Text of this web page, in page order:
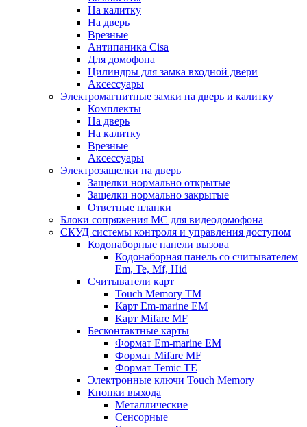
На калитку
На дверь
Врезные
Антипаника Cisa
Для домофона
Цилиндры для замка входной двери
Аксессуары
Электромагнитные замки на дверь и калитку
Комплекты
На дверь
На калитку
Врезные
Аксессуары
Электрозащелки на дверь
Защелки нормально открытые
Защелки нормально закрытые
Ответные планки
Блоки сопряжения МС для видеодомофона
СКУД системы контроля и управления доступом
Кодонаборные панели вызова
Кодонаборная панель со считывателем
Em, Te, Mf, Hid
Считыватели карт
Touch Memory TM
Карт Em-marine EM
Карт Mifare MF
Бесконтактные карты
Формат Em-marine EM
Формат Mifare MF
Формат Temic TE
Электронные ключи Touch Memory
Кнопки выхода
Металлические
Сенсорные